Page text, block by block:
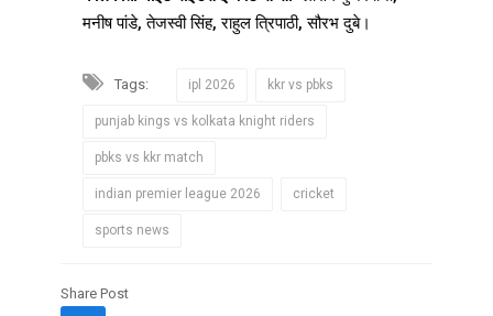
मनीष पांडे, तेजस्वी सिंह, राहुल त्रिपाठी, सौरभ दुबे।
Tags: ipl 2026 kkr vs pbks
punjab kings vs kolkata knight riders
pbks vs kkr match
indian premier league 2026 cricket
sports news
Share Post